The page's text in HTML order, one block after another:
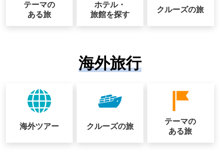
テーマの
ある旅
ホテル・
旅館を探す
クルーズの旅
海外旅行
海外ツアー クルーズの旅
テーマの
ある旅